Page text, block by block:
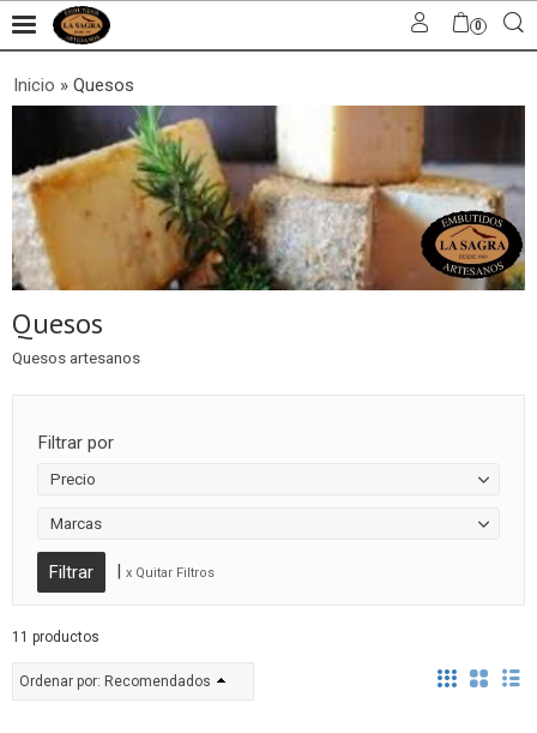
0
Inicio » Quesos
Quesos
Quesos artesanos
Filtrar por
Precio
Marcas
| x Quitar Filtros
11 productos
Ordenar por: Recomendados